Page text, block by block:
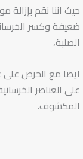
حيث اننا نقم
ضعيفة وكسر
الصلبة،
ايضا مع الحرص
على العناصر
المكشوف.